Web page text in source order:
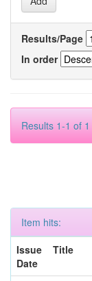
Results/Page
In order
Results 1-1 of
Item hits:
Issue
Date
Title